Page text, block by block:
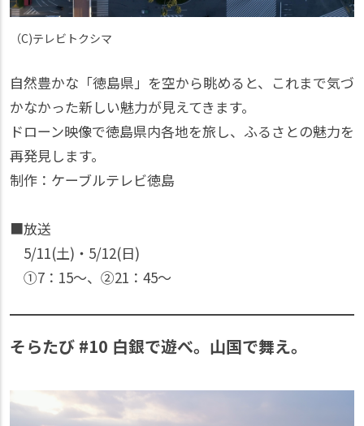
（C)テレビトクシマ
自然豊かな「徳島県」を空から眺めると、これまで気づ
かなかった新しい魅力が見えてきます。
ドローン映像で徳島県内各地を旅し、ふるさとの魅力を
再発見します。
制作：ケーブルテレビ徳島
■放送
5/11(土)・5/12(日)
①7：15〜、②21：45〜
そらたび #10 白銀で遊べ。山国で舞え。